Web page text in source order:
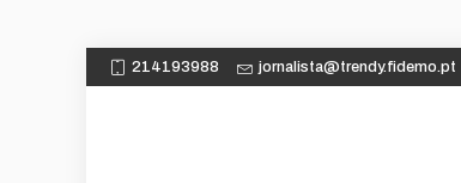
214193988 jornalista@trendy.fidemo.pt